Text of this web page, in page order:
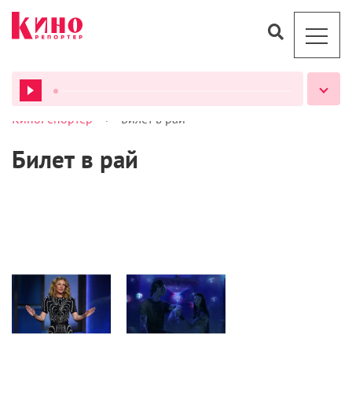
ВСЕ ПОДКАСТЫ
КиноРепортер > Билет в рай
Билет в рай